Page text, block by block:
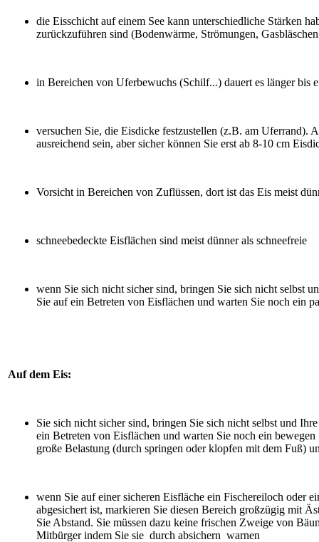
die Eisschicht auf einem See kann unterschiedliche Stärken
zurückzuführen sind (Bodenwärme, Strömungen,
in Bereichen von Uferbewuchs (Schilf...) dauert es länger bis
versuchen Sie, die Eisdicke festzustellen (z.B. am Uferrand).
ausreichend sein, aber sicher können Sie erst ab 8-10 cm
Vorsicht in Bereichen von Zuflüssen, dort ist das Eis meist
schneebedeckte Eisflächen sind meist dünner als schneefreie
wenn Sie sich nicht sicher sind, bringen Sie sich nicht selbst
Sie auf ein Betreten von Eisflächen und warten Sie noch ein
Auf dem Eis:
Sie sich nicht sicher sind, bringen Sie sich nicht selbst und
ein Betreten von Eisflächen und warten Sie noch ein
große Belastung (durch springen oder klopfen mit dem Fuß)
wenn Sie auf einer sicheren Eisfläche ein Fischereiloch oder
abgesichert ist, markieren Sie diesen Bereich großzügig mit
Sie Abstand. Sie müssen dazu keine frischen Zweige von
Mitbürger indem Sie sie durch absichern warnen